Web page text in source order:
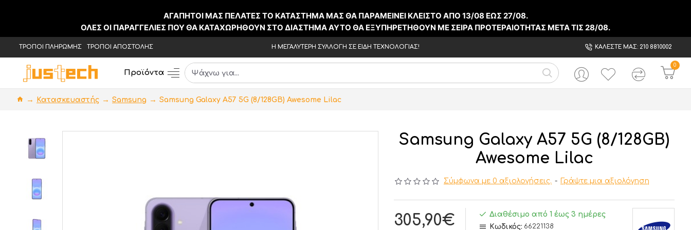
ΑΓΑΠΗΤΟΙ ΜΑΣ ΠΕΛΑΤΕΣ ΤΟ ΚΑΤΑΣΤΗΜΑ ΜΑΣ ΘΑ ΠΑΡΑΜΕΙΝΕΙ ΚΛΕΙΣΤΟ ΑΠΟ 13/08 ΕΩΣ 27/08.
ΟΛΕΣ ΟΙ ΠΑΡΑΓΓΕΛΙΕΣ ΠΟΥ ΘΑ ΚΑΤΑΧΩΡΗΘΟΥΝ ΣΤΟ ΔΙΑΣΤΗΜΑ ΑΥΤΟ ΘΑ ΕΞΥΠΗΡΕΤΗΘΟΥΝ ΜΕ ΣΕΙΡΑ ΠΡΟΤΕΡΑΙΟΤΗΤΑΣ ΜΕΤΑ ΤΙΣ 28/08.
ΤΡΟΠΟΙ ΠΛΗΡΩΜΗΣ ΤΡΟΠΟΙ ΑΠΟΣΤΟΛΗΣ Η ΜΕΓΑΛΥΤΕΡΗ ΣΥΛΛΟΓΗ ΣΕ ΕΙΔΗ ΤΕΧΝΟΛΟΓΙΑΣ! ΚΑΛΕΣΤΕ ΜΑΣ: 210 8810002
Προϊόντα
0
Κατασκευαστής Samsung Samsung Galaxy A57 5G (8/128GB) Awesome Lilac
Samsung Galaxy A57 5G (8/128GB)
Awesome Lilac
Σύμφωνα με 0 αξιολογήσεις. - Γράψτε μια αξιολόγηση
305,90€
Διαθέσιμο από 1 έως 3 ημέρες
Κωδικός: 66221138